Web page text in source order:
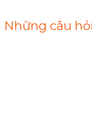
Những câu